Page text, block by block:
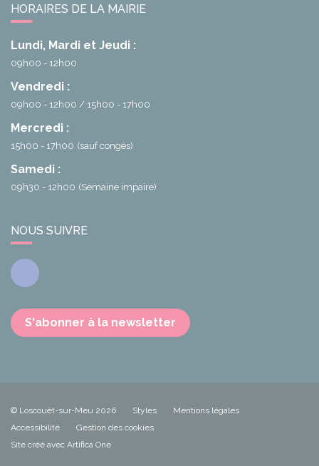
HORAIRES DE LA MAIRIE
Lundi, Mardi et Jeudi :
09h00 - 12h00
Vendredi :
09h00 - 12h00 15h00 - 17h00
Mercredi :
15h00 - 17h00 (sauf congés)
Samedi :
09h30 - 12h00 (Semaine impaire)
NOUS SUIVRE
Facebook
S'abonner à la newsletter
© Loscouët-sur-Meu 2026 Styles
Mentions légales
Accessibilité
Gestion des cookies
Site créé avec Artifica One